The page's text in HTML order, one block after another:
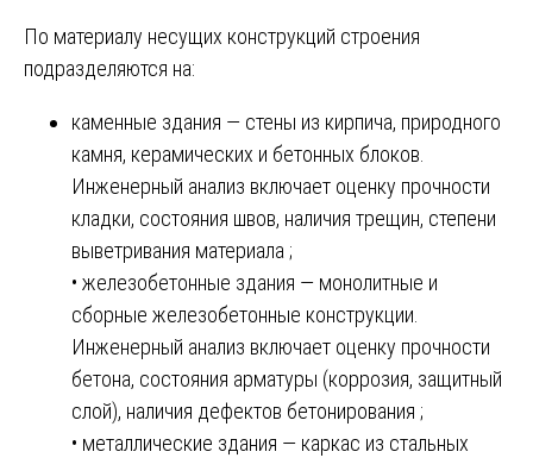
По материалу несущих конструкций строения
подразделяются на:
каменные здания — стены из кирпича, природного
камня, керамических и бетонных блоков.
Инженерный анализ включает оценку прочности
кладки, состояния швов, наличия трещин, степени
выветривания материала ;
• железобетонные здания — монолитные и
сборные железобетонные конструкции.
Инженерный анализ включает оценку прочности
бетона, состояния арматуры (коррозия, защитный
слой), наличия дефектов бетонирования ;
• металлические здания — каркас из стальных